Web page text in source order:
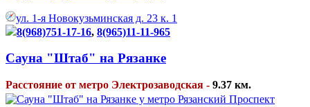
ул. 1-я Новокузьминская д. 23 к. 1
8(968)751-17-16, 8(965)11-11-965
Сауна "Штаб" на Рязанке
Расстояние от метро Электрозаводская - 9.37 км.